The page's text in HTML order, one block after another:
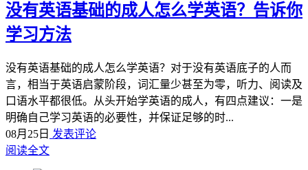
没有英语基础的成人怎么学英语？告诉你
学习方法
没有英语基础的成人怎么学英语？对于没有英语底子的人而
言，相当于英语启蒙阶段，词汇量少甚至为零，听力、阅读及
口语水平都很低。从头开始学英语的成人，有四点建议：一是
明确自己学习英语的必要性，并保证足够的时...
08月25日 发表评论
阅读全文